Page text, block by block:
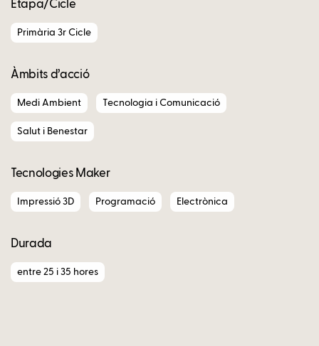
Etapa/Cicle
Primària 3r Cicle
Àmbits d’acció
Medi Ambient Tecnologia i Comunicació
Salut i Benestar
Tecnologies Maker
Impressió 3D Programació Electrònica
Durada
entre 25 i 35 hores